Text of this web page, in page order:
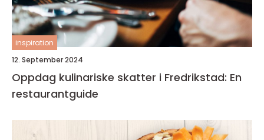
inspiration
12. September 2024
Oppdag kulinariske skatter i Fredrikstad: En
restaurantguide